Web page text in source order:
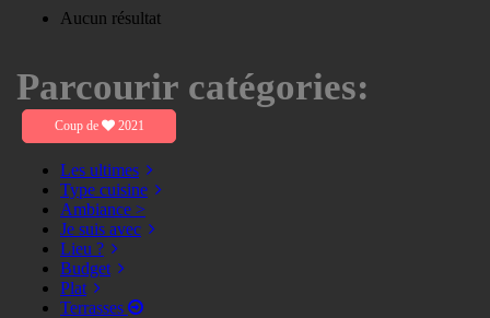
Aucun résultat
Parcourir catégories:
Coup de 2021
Les ultimes
Type cuisine
Ambiance >
Je suis avec
Lieu ?
Budget
Plat
Terrasses